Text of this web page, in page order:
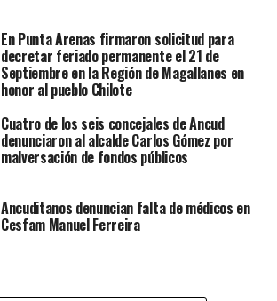
En Punta Arenas firmaron solicitud para
decretar feriado permanente el 21 de
Septiembre en la Región de Magallanes en
honor al pueblo Chilote
Cuatro de los seis concejales de Ancud
denunciaron al alcalde Carlos Gómez por
malversación de fondos públicos
Ancuditanos denuncian falta de médicos en
Cesfam Manuel Ferreira